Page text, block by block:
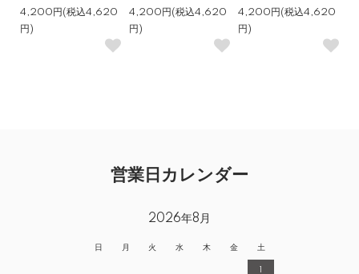
4,200円(税込4,620
円)
4,200円(税込4,620
円)
4,200円(税込4,620
円)
営業日カレンダー
2026年8月
日 月 火 水 木 金 土
1